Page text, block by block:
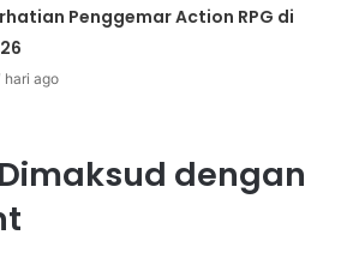
Penggemar Action RPG di
hari ago
dengan